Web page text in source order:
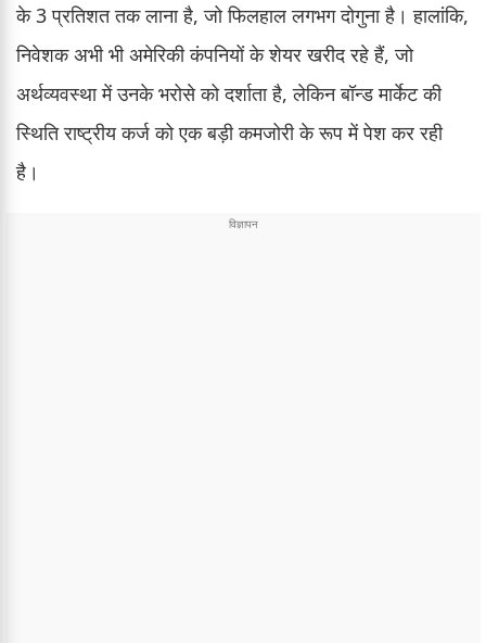
के 3 प्रतिशत तक लाना है, जो फिलहाल लगभग दोगुना है। हालांकि,
निवेशक अभी भी अमेरिकी कंपनियों के शेयर खरीद रहे हैं, जो
अर्थव्यवस्था में उनके भरोसे को दर्शाता है, लेकिन बॉन्ड मार्केट की
स्थिति राष्ट्रीय कर्ज को एक बड़ी कमजोरी के रूप में पेश कर रही
है।